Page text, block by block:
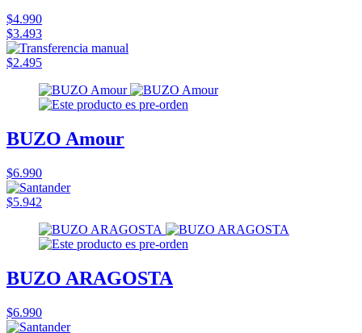
$4.990
$3.493
$2.495
BUZO Amour
$6.990
$5.942
BUZO ARAGOSTA
$6.990